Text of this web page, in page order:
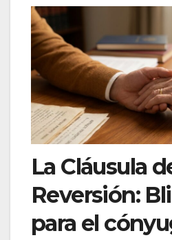
La Cláusula
Reversión:
para el